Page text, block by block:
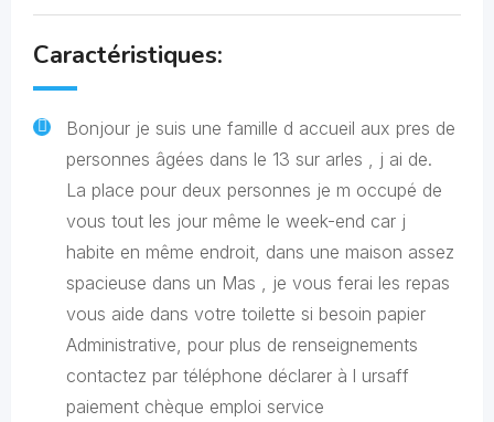
Caractéristiques:
Bonjour je suis une famille d accueil aux pres de
personnes âgées dans le 13 sur arles , j ai de.
La place pour deux personnes je m occupé de
vous tout les jour même le week-end car j
habite en même endroit, dans une maison assez
spacieuse dans un Mas , je vous ferai les repas
vous aide dans votre toilette si besoin papier
Administrative, pour plus de renseignements
contactez par téléphone déclarer à l ursaff
paiement chèque emploi service